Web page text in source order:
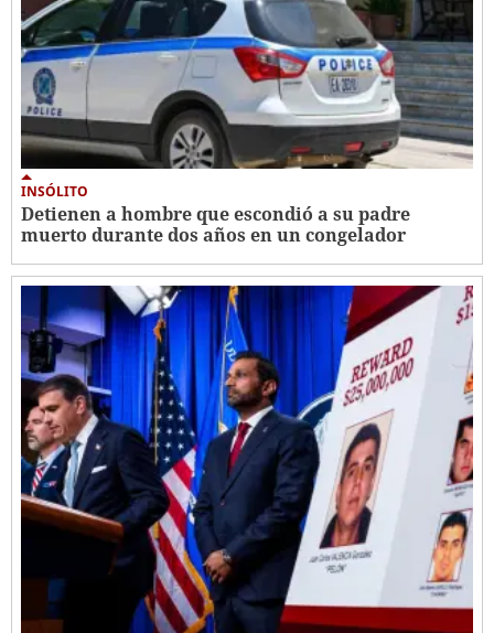
INSÓLITO
Detienen a hombre que escondió a su padre
muerto durante dos años en un congelador